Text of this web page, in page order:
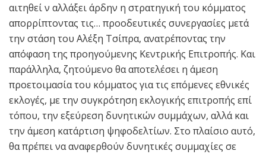
αιτηθεί ν αλλάξει άρδην η στρατηγική του κόμματος
απορρίπτοντας τις… προοδευτικές συνεργασίες μετά
την στάση του Αλέξη Τσίπρα, ανατρέποντας την
απόφαση της προηγούμενης Κεντρικής Επιτροπής. Και
παράλληλα, ζητούμενο θα αποτελέσει η άμεση
προετοιμασία του κόμματος για τις επόμενες εθνικές
εκλογές, με την συγκρότηση εκλογικής επιτροπής επί
τόπου, την εξεύρεση δυνητικών συμμάχων, αλλά και
την άμεση κατάρτιση ψηφοδελτίων. Στο πλαίσιο αυτό,
θα πρέπει να αναφερθούν δυνητικές συμμαχίες σε